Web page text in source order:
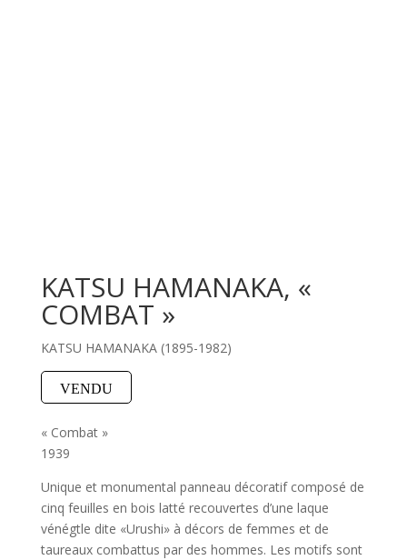
KATSU HAMANAKA, «
COMBAT »
KATSU HAMANAKA (1895-1982)
VENDU
« Combat »
1939
Unique et monumental panneau décoratif composé de
cinq feuilles en bois latté recouvertes d’une laque
vénégtle dite «Urushi» à décors de femmes et de
taureaux combattus par des hommes. Les motifs sont